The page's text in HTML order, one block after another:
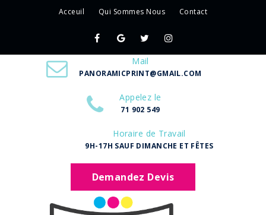
Acceuil Qui Sommes Nous Contact
Mail
PANORAMICPRINT@GMAIL.COM
Appelez le
71 902 549
Horaire de Travail
9H-17H SAUF DIMANCHE ET FÊTES
Demandez Devis